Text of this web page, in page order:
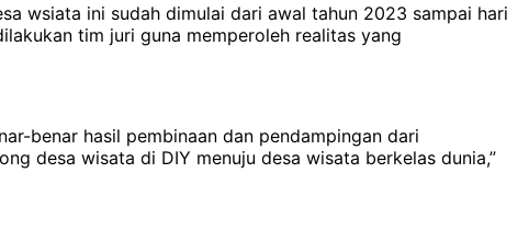
wsiata ini sudah dimulai dari awal tahun 2023 sampai hari
tim juri guna memperoleh realitas yang
benar hasil pembinaan dan pendampingan dari
desa wisata di DIY menuju desa wisata berkelas dunia,”